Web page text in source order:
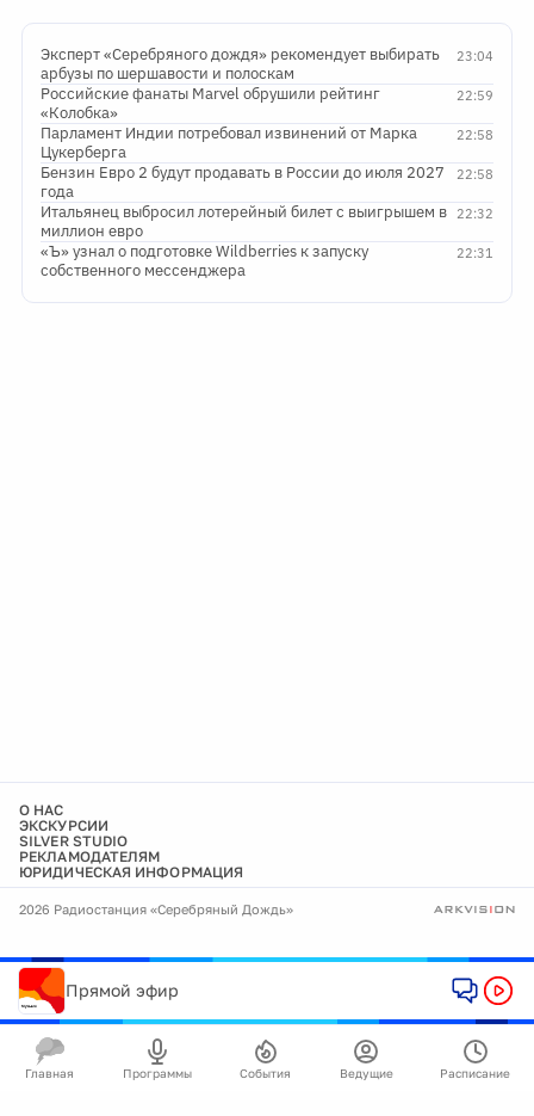
23:04
Эксперт «Серебряного дождя» рекомендует выбирать
арбузы по шершавости и полоскам
22:59
Российские фанаты Marvel обрушили рейтинг
«Колобка»
22:58
Парламент Индии потребовал извинений от Марка
Цукерберга
22:58
Бензин Евро 2 будут продавать в России до июля 2027
года
22:32
Итальянец выбросил лотерейный билет с выигрышем в
миллион евро
22:31
«Ъ» узнал о подготовке Wildberries к запуску
собственного мессенджера
О НАС
ЭКСКУРСИИ
SILVER STUDIO
РЕКЛАМОДАТЕЛЯМ
ЮРИДИЧЕСКАЯ ИНФОРМАЦИЯ
2026 Радиостанция «Серебряный Дождь»
Прямой эфир
Главная Программы События Ведущие Расписание